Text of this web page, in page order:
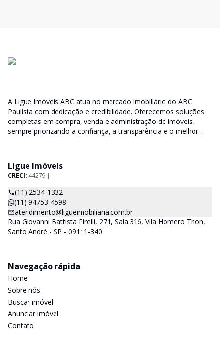
A Ligue Imóveis ABC atua no mercado imobiliário do ABC
Paulista com dedicação e credibilidade. Oferecemos soluções
completas em compra, venda e administração de imóveis,
sempre priorizando a confiança, a transparência e o melhor
Ligue Imóveis
CRECI: 44279-J
(11) 2534-1332
(11) 94753-4598
atendimento@ligueimobiliaria.com.br
Rua Giovanni Battista Pirelli, 271, Sala:316, Vila Homero Thon,
Santo André - SP - 09111-340
Navegação rápida
Home
Sobre nós
Buscar imóvel
Anunciar imóvel
Contato